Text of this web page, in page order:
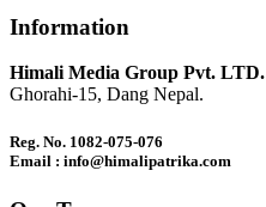
Information
Himali Media Group Pvt. LTD.
Ghorahi-15, Dang Nepal.
Reg. No. 1082-075-076
Email : info@himalipatrika.com